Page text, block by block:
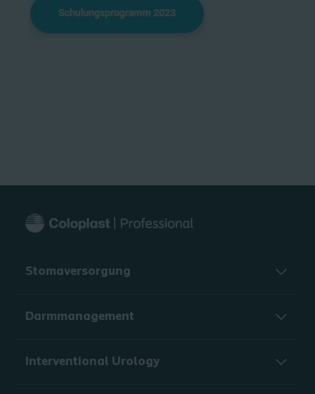
Stomaversorgung
Darmmanagement
Interventional Urology